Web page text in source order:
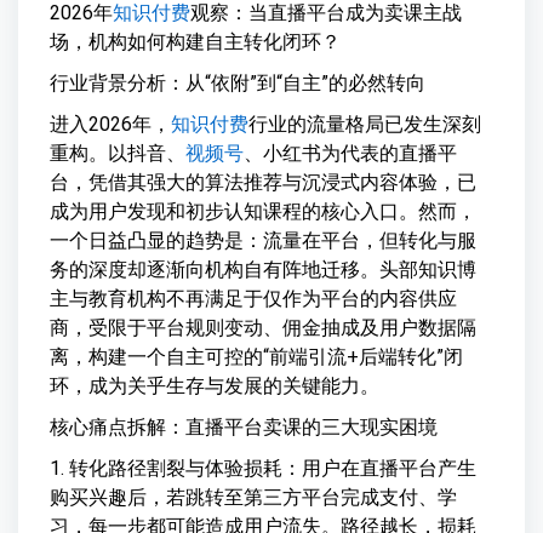
2026年知识付费观察：当直播平台成为卖课主战
场，机构如何构建自主转化闭环？
行业背景分析：从“依附”到“自主”的必然转向
进入2026年， 知识付费行业的流量格局已发生深刻
重构。以抖音、 视频号、小红书为代表的直播平
台，凭借其强大的算法推荐与沉浸式内容体验，已
成为用户发现和初步认知课程的核心入口。然而，
一个日益凸显的趋势是：流量在平台，但转化与服
务的深度却逐渐向机构自有阵地迁移。头部知识博
主与教育机构不再满足于仅作为平台的内容供应
商，受限于平台规则变动、佣金抽成及用户数据隔
离，构建一个自主可控的“前端引流+后端转化”闭
环，成为关乎生存与发展的关键能力。
核心痛点拆解：直播平台卖课的三大现实困境
1. 转化路径割裂与体验损耗：用户在直播平台产生
购买兴趣后，若跳转至第三方平台完成支付、学
习，每一步都可能造成用户流失。路径越长，损耗